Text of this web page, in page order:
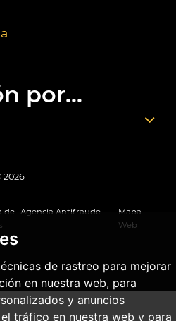
de rastreo para mejorar
en nuestra web, para
y anuncios
tráfico en nuestra web y para
por...
2026
de Agencia Antifraude
Mapa
Web